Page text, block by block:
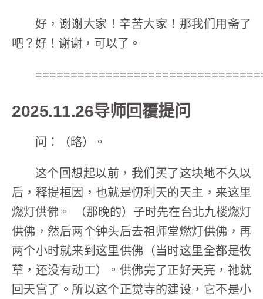
好，谢谢大家！辛苦大家！那我们用斋了
吧？好！谢谢，可以了。
2025.11.26导师回覆提问
问：（略）。
这个回想起以前，我们买了这块地不久以
后，释提桓因，也就是忉利天的天主，来这里
燃灯供佛。 （那晚的）子时先在台北九楼燃灯
供佛，然后两个钟头后去祖师堂燃灯供佛，再
两个小时就来到这里供佛（当时这里全都是牧
草，还没有动工）。供佛完了正好天亮，祂就
回天宫了。所以这个正觉寺的建设，它不是小